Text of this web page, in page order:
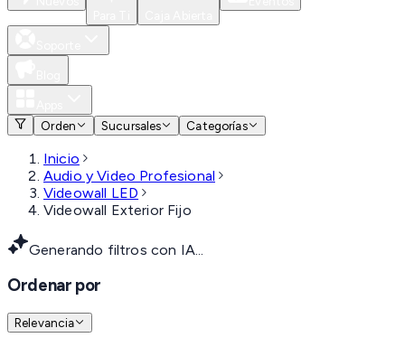
Orden
Sucursales Categorías
Inicio
Audio y Video Profesional
Videowall LED
Videowall Exterior Fijo
Generando filtros con IA...
Ordenar por
Relevancia